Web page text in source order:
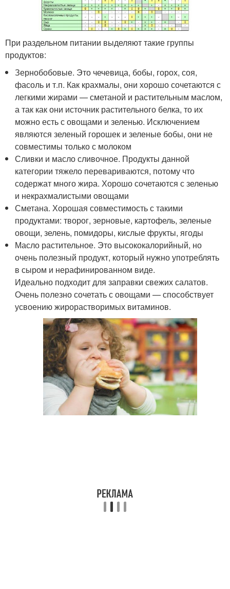
При раздельном питании выделяют такие группы
продуктов:
Зернобобовые. Это чечевица, бобы, горох, соя,
фасоль и т.п. Как крахмалы, они хорошо сочетаются с
легкими жирами — сметаной и растительным маслом,
а так как они источник растительного белка, то их
можно есть с овощами и зеленью. Исключением
являются зеленый горошек и зеленые бобы, они не
совместимы только с молоком
Сливки и масло сливочное. Продукты данной
категории тяжело перевариваются, потому что
содержат много жира. Хорошо сочетаются с зеленью
и некрахмалистыми овощами
Сметана. Хорошая совместимость с такими
продуктами: творог, зерновые, картофель, зеленые
овощи, зелень, помидоры, кислые фрукты, ягоды
Масло растительное. Это высококалорийный, но
очень полезный продукт, который нужно употреблять
в сыром и нерафинированном виде.
Идеально подходит для заправки свежих салатов.
Очень полезно сочетать с овощами — способствует
усвоению жирорастворимых витаминов.